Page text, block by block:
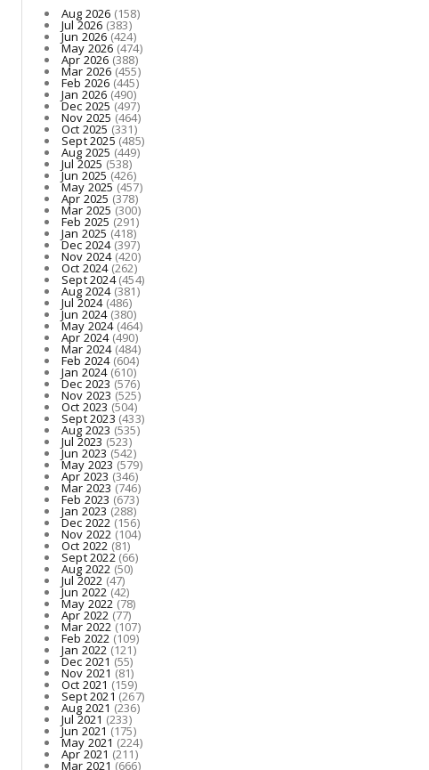
Aug 2026 (158)
Jul 2026 (383)
Jun 2026(424)
May 2026(474)
Apr 2026 (388)
Mar 2026(455)
Feb 2026 (445)
Jan 2026 (490)
Dec 2025(497)
Nov 2025 (464)
Oct 2025 (331)
Sept 2025 (485)
Aug 2025 (449)
Jul 2025 (538)
Jun 2025(426)
May 2025(457)
Apr 2025 (378)
Mar 2025 (300)
Feb 2025 (291)
Jan 2025 (418)
Dec 2024(397)
Nov 2024(420)
Oct 2024(262)
Sept 2024(454)
Aug 2024(381)
Jul 2024(486)
Jun 2024(380)
May 2024(464)
Apr 2024(490)
Mar 2024(484)
Feb 2024(604)
Jan 2024(610)
Dec 2023(576)
Nov 2023 (525)
Oct 2023 (504)
Sept 2023 (433)
Aug 2023 (535)
Jul 2023 (523)
Jun 2023(542)
May 2023(579)
Apr 2023 (346)
Mar 2023 (746)
Feb 2023 (673)
Jan 2023 (288)
Dec 2022(156)
Nov 2022 (104)
Oct 2022 (81)
Sept 2022(66)
Aug 2022 (50)
Jul 2022 (47)
Jun 2022(42)
May 2022(78)
Apr 2022 (77)
Mar 2022(107)
Feb 2022 (109)
Jan 2022 (121)
Dec 2021 (55)
Nov 2021 (81)
Oct 2021 (159)
Sept 2021 (267)
Aug 2021 (236)
Jul 2021 (233)
Jun 2021(175)
May 2021(224)
Apr 2021 (211)
Mar 2021 (666)